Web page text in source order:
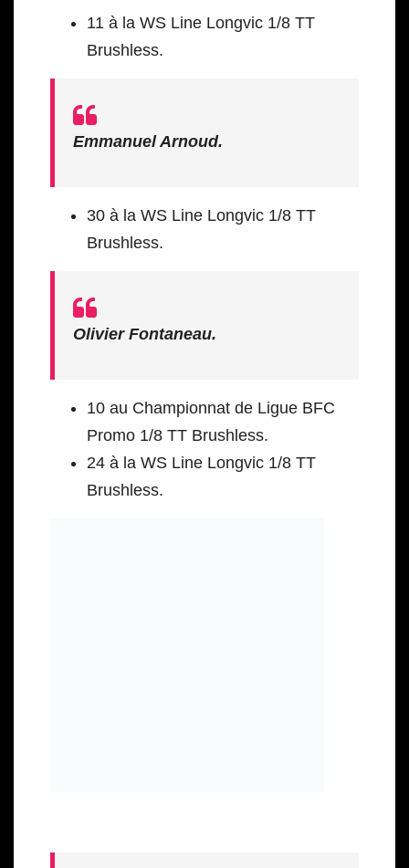
11 à la WS Line Longvic 1/8 TT
Brushless.
Emmanuel Arnoud.
30 à la WS Line Longvic 1/8 TT
Brushless.
Olivier Fontaneau.
10 au Championnat de Ligue BFC
Promo 1/8 TT Brushless.
24 à la WS Line Longvic 1/8 TT
Brushless.